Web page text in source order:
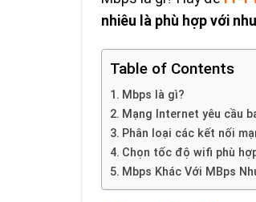
nhiêu là phù hợp với
Table of Contents
Mbps là gì?
Mạng Internet yêu cầu
Phân loại các kết nối
Chọn tốc độ wifi phù
Mbps Khác Với MBps